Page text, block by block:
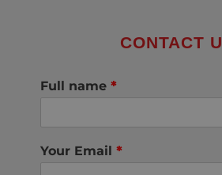
CONTACT
Full name *
Your Email *